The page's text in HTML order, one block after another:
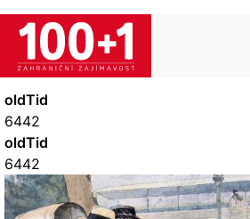
Přejít
hlavnímu
obsahu
oldTid
6442
oldTid
6442
Image